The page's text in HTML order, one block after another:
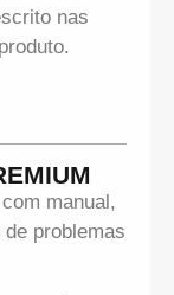
nas
manual,
problemas